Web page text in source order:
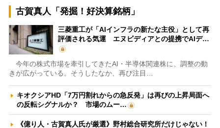
古賀真人「発掘！好決算銘柄」
三菱重工が「AIインフラの新たな主役」として再
評価される気運 エヌビディアとの提携でAIデ…
今年の株式市場を牽引してきたAI・半導体関連株に、調整の動
きが広がっている。そうしたなか、再び注目…
キオクシアHD「7万円割れからの急反発」は再びの上昇局面へ
の反転シグナルか？ 市場のムー…
《億り人・古賀真人氏が厳選》野村総合研究所だけじゃない！